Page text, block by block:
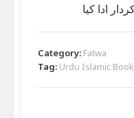
ادا کیا
Category: Fatwa
Tag: Urdu Islamic